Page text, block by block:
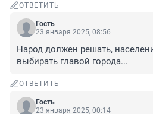
ОТВЕТИТЬ
Гость
23 января 2025, 08:56
Народ должен решать,
выбирать главой города...
ОТВЕТИТЬ
Гость
23 января 2025, 00:14